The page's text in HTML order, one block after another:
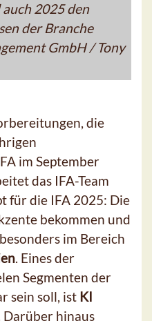
2025 den
der Branche
GmbH / Tony
die
im September
das IFA-Team
für die IFA 2025: Die
bekommen und
im Bereich
. Eines der
Segmenten der
sein soll, ist KI
Darüber hinaus